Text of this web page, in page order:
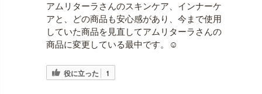
アムリターラさんのスキンケア、インナーケ
アと、どの商品も安心感があり、今まで使用
していた商品を見直してアムリターラさんの
商品に変更している最中です。☺️
役に立った 1